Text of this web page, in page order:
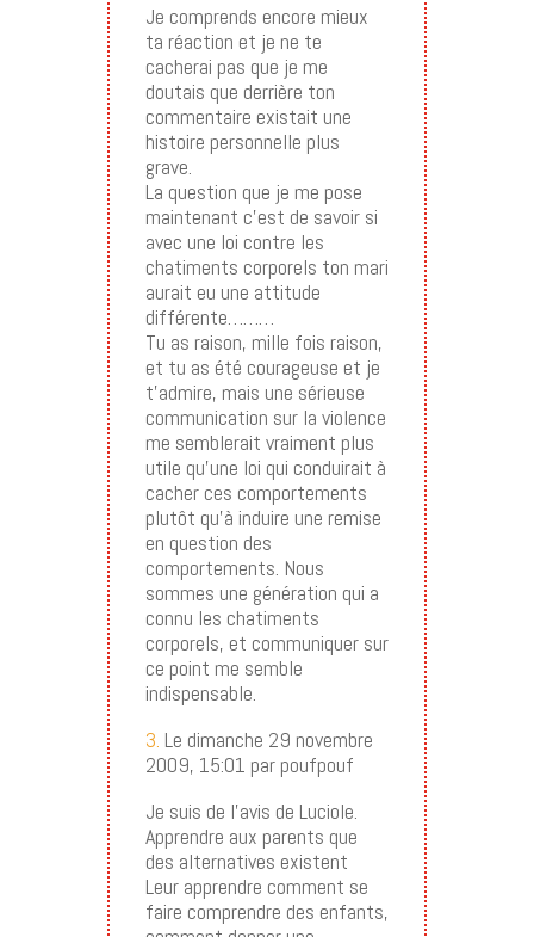
Je comprends encore mieux
ta réaction et je ne te
cacherai pas que je me
doutais que derrière ton
commentaire existait une
histoire personnelle plus
grave.
La question que je me pose
maintenant c’est de savoir si
avec une loi contre les
chatiments corporels ton mari
aurait eu une attitude
différente………
Tu as raison, mille fois raison,
et tu as été courageuse et je
t’admire, mais une sérieuse
communication sur la violence
me semblerait vraiment plus
utile qu’une loi qui conduirait à
cacher ces comportements
plutôt qu’à induire une remise
en question des
comportements. Nous
sommes une génération qui a
connu les chatiments
corporels, et communiquer sur
ce point me semble
indispensable.
3. Le dimanche 29 novembre
2009, 15:01 par poufpouf
Je suis de l’avis de Luciole.
Apprendre aux parents que
des alternatives existent
Leur apprendre comment se
faire comprendre des enfants,